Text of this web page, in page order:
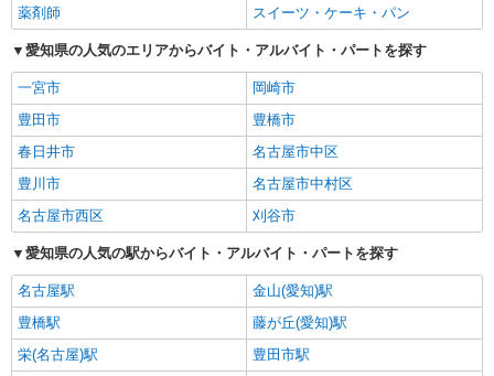
薬剤師
スイーツ・ケーキ・パン
愛知県の人気のエリアからバイト・アルバイト・パートを探す
一宮市
岡崎市
豊田市
豊橋市
春日井市
名古屋市中区
豊川市
名古屋市中村区
名古屋市西区
刈谷市
愛知県の人気の駅からバイト・アルバイト・パートを探す
名古屋駅
金山(愛知)駅
豊橋駅
藤が丘(愛知)駅
栄(名古屋)駅
豊田市駅